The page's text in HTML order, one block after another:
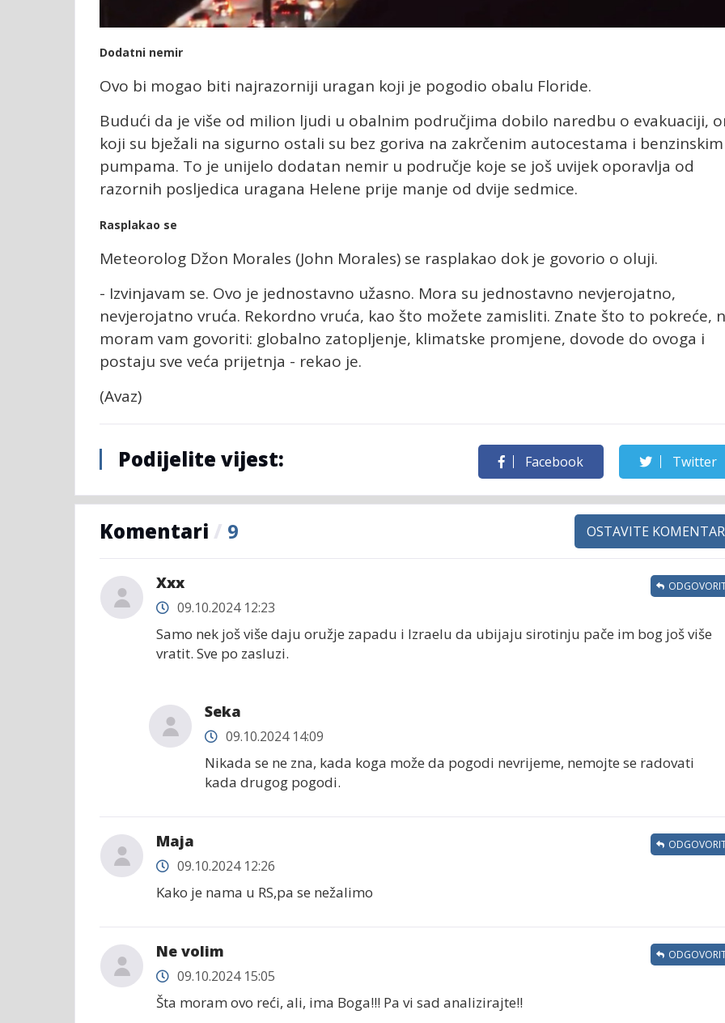
Dodatni nemir
Ovo bi mogao biti najrazorniji uragan koji je pogodio obalu Floride.
Budući da je više od milion ljudi u obalnim područjima dobilo naredbu o evakuaciji,
koji su bježali na sigurno ostali su bez goriva na zakrčenim autocestama i benzinskim
pumpama. To je unijelo dodatan nemir u područje koje se još uvijek oporavlja od
razornih posljedica uragana Helene prije manje od dvije sedmice.
Rasplakao se
Meteorolog Džon Morales (John Morales) se rasplakao dok je govorio o oluji.
- Izvinjavam se. Ovo je jednostavno užasno. Mora su jednostavno nevjerojatno,
nevjerojatno vruća. Rekordno vruća, kao što možete zamisliti. Znate što to pokreće,
moram vam govoriti: globalno zatopljenje, klimatske promjene, dovode do ovoga i
postaju sve veća prijetnja - rekao je.
(Avaz)
Podijelite vijest: Facebook Twitter
Komentari / 9 OSTAVITE KOMENTAR
Xxx
09.10.2024 12:23
Samo nek još više daju oružje zapadu i Izraelu da ubijaju sirotinju pače im bog još više
vratit. Sve po zasluzi.
Seka
09.10.2024 14:09
Nikada se ne zna, kada koga može da pogodi nevrijeme, nemojte se radovati
kada drugog pogodi.
Maja
09.10.2024 12:26
Kako je nama u RS,pa se nežalimo
Ne volim
09.10.2024 15:05
Šta moram ovo reći, ali, ima Boga!!! Pa vi sad analizirajte!!